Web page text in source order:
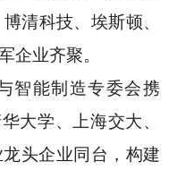
清科技、埃斯顿、
企业齐聚。
智能制造专委会携
大学、上海交大、
头企业同台，构建